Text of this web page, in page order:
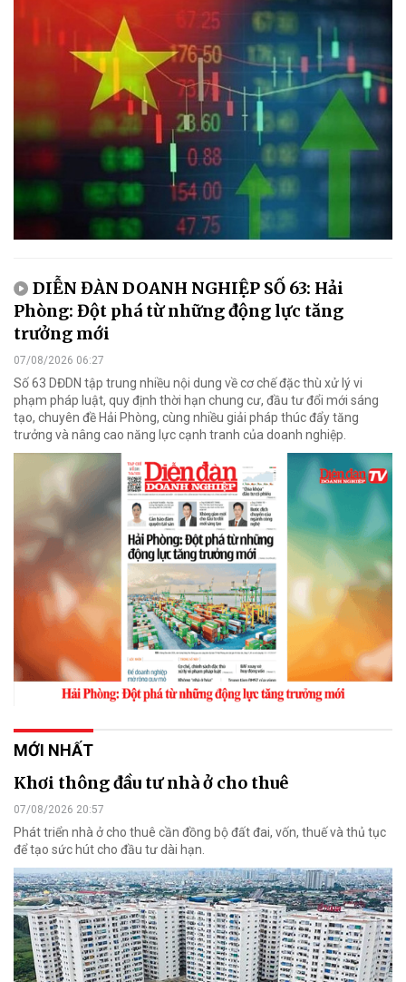
DIỄN ĐÀN DOANH NGHIỆP SỐ 63: Hải
Phòng: Đột phá từ những động lực tăng
trưởng mới
07/08/2026 06:27
Số 63 DĐDN tập trung nhiều nội dung về cơ chế đặc thù xử lý vi
phạm pháp luật, quy định thời hạn chung cư, đầu tư đổi mới sáng
tạo, chuyên đề Hải Phòng, cùng nhiều giải pháp thúc đẩy tăng
trưởng và nâng cao năng lực cạnh tranh của doanh nghiệp.
MỚI NHẤT
Khơi thông đầu tư nhà ở cho thuê
07/08/2026 20:57
Phát triển nhà ở cho thuê cần đồng bộ đất đai, vốn, thuế và thủ tục
để tạo sức hút cho đầu tư dài hạn.